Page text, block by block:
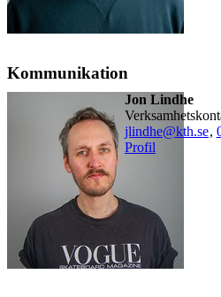
Kommunikation
Jon Lindhe
jlindhe@kth.se,
Profil